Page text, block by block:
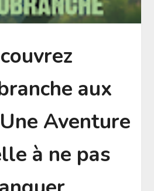
aux
Aventure
à ne pas